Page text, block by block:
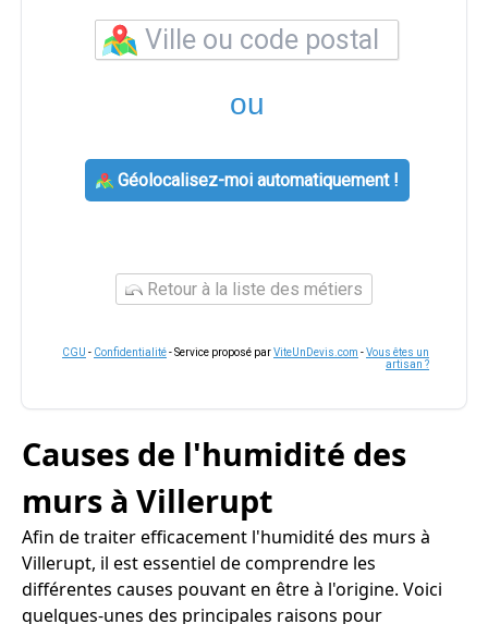
ou
Géolocalisez-moi automatiquement !
Retour à la liste des métiers
CGU - Confidentialité- Service proposé parViteUnDevis.com -Vous êtes un
artisan ?
Causes de l'humidité des
murs à Villerupt
Afin de traiter efficacement l'humidité des murs à
Villerupt, il est essentiel de comprendre les
différentes causes pouvant en être à l'origine. Voici
quelques-unes des principales raisons pour